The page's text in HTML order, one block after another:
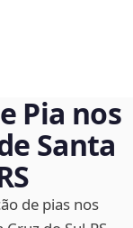
Pia nos
Santa
de pias nos